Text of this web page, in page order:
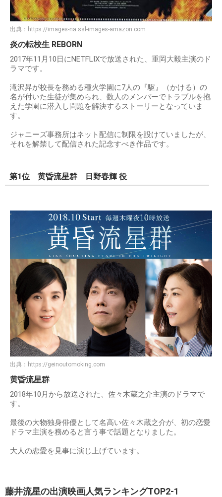
出典： https://images-na.ssl-images-amazon.com
炎の転校生 REBORN
2017年11月10日にNETFLIXで放送された、重岡大毅主演のド
ラマです。
滝沢昇が校長を務める種火学園に7人の『駆』（かける）の
名が付いた生徒が集められ、数人のメンバーでトラブルを抱
えた学園に潜入し問題を解決するストーリーとなっていま
す。
ジャニーズ事務所はネット配信に制限を設けていましたが、
それを解禁して配信された記念すべき作品です。
第1位 黄昏流星群 日野春輝 役
出典： https://geinoutomoking.com
黄昏流星群
2018年10月から放送された、佐々木蔵之介主演のドラマで
す。
最後の大物独身俳優として名高い佐々木蔵之介が、初の恋愛
ドラマ主演を務めると言う事で話題となりました。
大人の恋愛を見事に演じ上げています。
藤井流星の出演映画人気ランキングTOP2-1